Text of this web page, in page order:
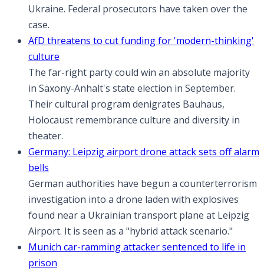
Ukraine. Federal prosecutors have taken over the
case.
AfD threatens to cut funding for 'modern-thinking'
culture
The far-right party could win an absolute majority
in Saxony-Anhalt's state election in September.
Their cultural program denigrates Bauhaus,
Holocaust remembrance culture and diversity in
theater.
Germany: Leipzig airport drone attack sets off alarm
bells
German authorities have begun a counterterrorism
⁠investigation into a drone laden with explosives
found near a Ukrainian transport plane at Leipzig
Airport. It is seen as a "hybrid attack scenario."
Munich car-ramming attacker sentenced to life in
prison